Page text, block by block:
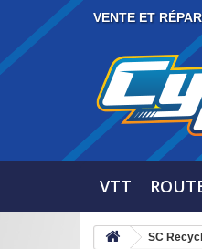
VENTE ET
VTT
SC